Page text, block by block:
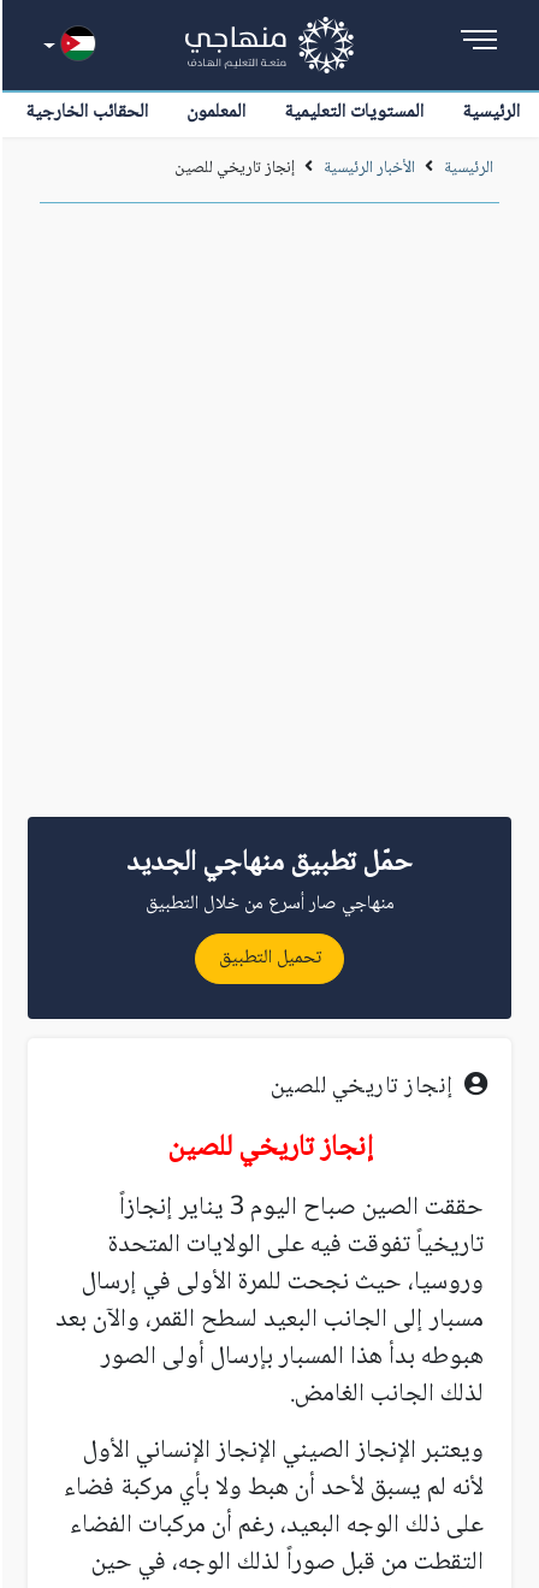
الرئيسية المستويات التعليمية المعلمون الحقائب الخارجية
الرئيسية الأخبار الرئيسية إنجاز تاريخي للصين
حمّل تطبيق منهاجي الجديد
منهاجي صار أسرع من خلال التطبيق
تحميل التطبيق
إنجاز تاريخي للصين
إنجاز تاريخي للصين
حققت الصين صباح اليوم 3 يناير إنجازاً
تاريخياً تفوقت فيه على الولايات المتحدة
وروسيا، حيث نجحت للمرة الأولى في إرسال
مسبار إلى الجانب البعيد لسطح القمر، والآن بعد
هبوطه بدأ هذا المسبار بإرسال أولى الصور
لذلك الجانب الغامض.
ويعتبر الإنجاز الصيني الإنجاز الإنساني الأول
لأنه لم يسبق لأحد أن هبط ولا بأي مركبة فضاء
على ذلك الوجه البعيد، رغم أن مركبات الفضاء
التقطت من قبل صوراً لذلك الوجه، في حين